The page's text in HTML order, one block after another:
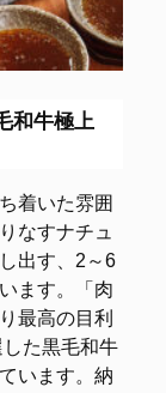
和牛極上
着いた雰囲
なすナチュ
出す、2～6
ます。「肉
最高の目利
た黒毛和牛
います。納